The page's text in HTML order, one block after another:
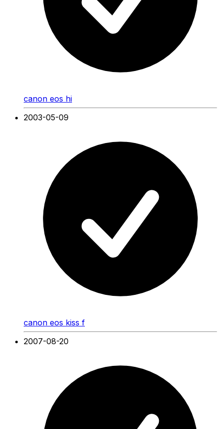
canon eos hi
2003-05-09
canon eos kiss f
2007-08-20